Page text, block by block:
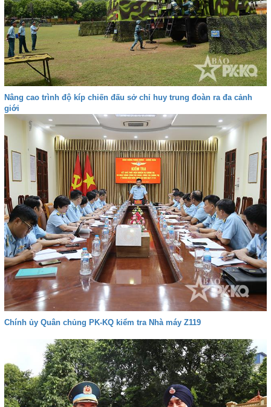
Nâng cao trình độ kíp chiến đấu sở chỉ huy trung đoàn ra đa cảnh
giới
Chính ủy Quân chủng PK-KQ kiểm tra Nhà máy Z119